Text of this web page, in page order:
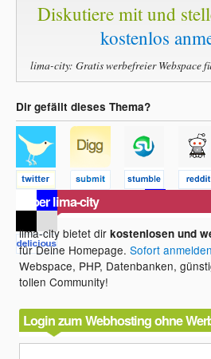
Diskutiere mit und
kostenlos
lima-city: Gratis werbefreier Webspace
Dir gefällt dieses Thema?
Über lima-city
lima-city bietet dirkostenlosen und
für Deine Homepage.Sofort anmelden
Webspace, PHP, Datenbanken,
tollen Community!
Login zum Webhosting ohne